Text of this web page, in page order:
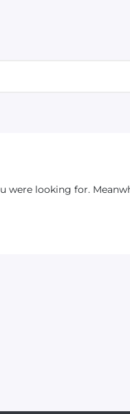
were looking for.